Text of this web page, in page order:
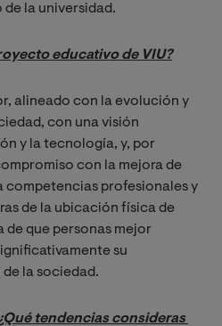
la universidad.
educativo de VIU?
alineado con la evolución y
con una visión
y la tecnología, y, por
con la mejora de
competencias profesionales y
de la ubicación física de
de que personas mejor
su
la sociedad.
tendencias consideras